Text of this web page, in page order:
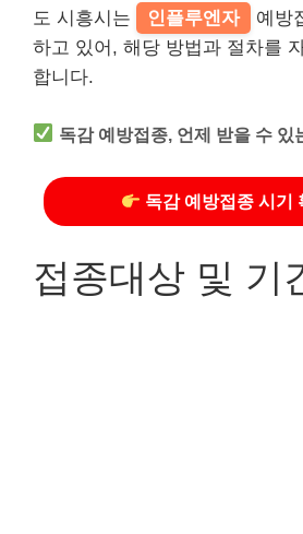
도 시흥시는
인플루엔자
예방
하고 있어, 해당 방법과 절차를
합니다.
독감 예방접종, 언제 받을 수 있
독감 예방접종 시기
접종대상 및 기